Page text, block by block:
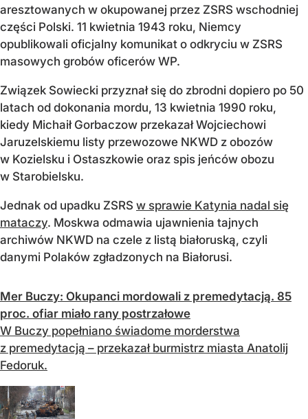
aresztowanych w okupowanej przez ZSRS wschodniej
części Polski. 11 kwietnia 1943 roku, Niemcy
opublikowali oficjalny komunikat o odkryciu w ZSRS
masowych grobów oficerów WP.
Związek Sowiecki przyznał się do zbrodni dopiero po 50
latach od dokonania mordu, 13 kwietnia 1990 roku,
kiedy Michaił Gorbaczow przekazał Wojciechowi
Jaruzelskiemu listy przewozowe NKWD z obozów
w Kozielsku i Ostaszkowie oraz spis jeńców obozu
w Starobielsku.
Jednak od upadku ZSRS w sprawie Katynia nadal się
mataczy. Moskwa odmawia ujawnienia tajnych
archiwów NKWD na czele z listą białoruską, czyli
danymi Polaków zgładzonych na Białorusi.
Mer Buczy: Okupanci mordowali z premedytacją. 85
proc. ofiar miało rany postrzałowe
W Buczy popełniano świadome morderstwa
z premedytacją – przekazał burmistrz miasta Anatolij
Fedoruk.